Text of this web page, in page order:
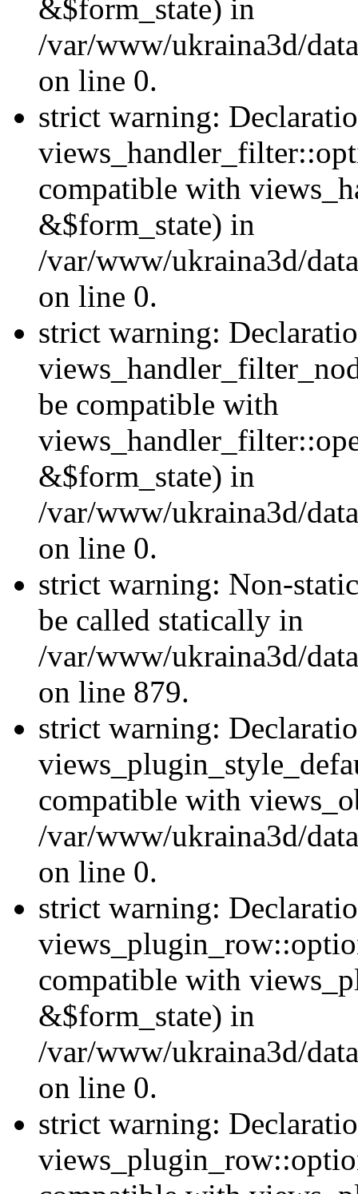
&$form_state) in
/var/www/ukraina3d/
on line 0.
strict warning:
compatible with
&$form_state) in
/var/www/ukraina3d/
on line 0.
strict warning:
be compatible with
&$form_state) in
/var/www/ukraina3d/
on line 0.
strict warning: Non-
be called statically in
/var/www/ukraina3d/
on line 879.
strict warning:
compatible with
/var/www/ukraina3d/
on line 0.
strict warning:
compatible with
&$form_state) in
/var/www/ukraina3d/
on line 0.
strict warning: